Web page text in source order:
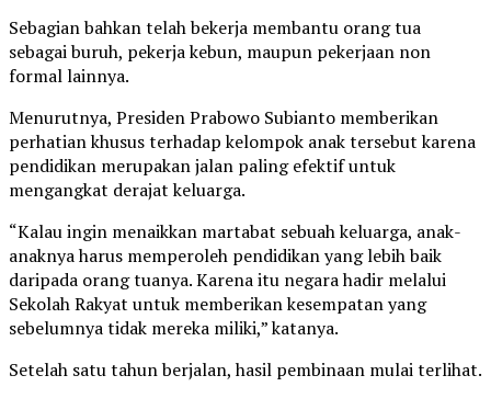
Sebagian bahkan telah bekerja membantu orang tua
sebagai buruh, pekerja kebun, maupun pekerjaan non
formal lainnya.
Menurutnya, Presiden Prabowo Subianto memberikan
perhatian khusus terhadap kelompok anak tersebut karena
pendidikan merupakan jalan paling efektif untuk
mengangkat derajat keluarga.
“Kalau ingin menaikkan martabat sebuah keluarga, anak-
anaknya harus memperoleh pendidikan yang lebih baik
daripada orang tuanya. Karena itu negara hadir melalui
Sekolah Rakyat untuk memberikan kesempatan yang
sebelumnya tidak mereka miliki,” katanya.
Setelah satu tahun berjalan, hasil pembinaan mulai terlihat.